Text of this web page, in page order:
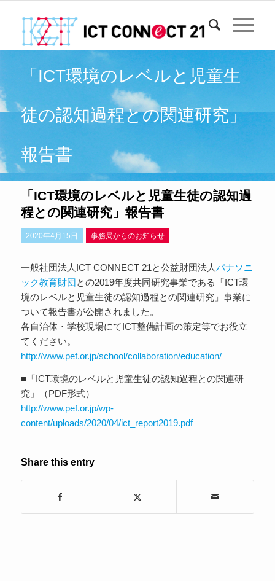
「ICT環境のレベルと児童生
徒の認知過程との関連研究」
報告書
「ICT環境のレベルと児童生徒の認知過
程との関連研究」報告書
2020年4月15日 事務局からのお知らせ
一般社団法人ICT CONNECT 21と公益財団法人パナソニ
ック教育財団との2019年度共同研究事業である「ICT環
境のレベルと児童生徒の認知過程との関連研究」事業に
ついて報告書が公開されました。
各自治体・学校現場にてICT整備計画の策定等でお役立
てください。
http://www.pef.or.jp/school/collaboration/education/
■「ICT環境のレベルと児童生徒の認知過程との関連研
究」（PDF形式）
http://www.pef.or.jp/wp-
content/uploads/2020/04/ict_report2019.pdf
Share this entry